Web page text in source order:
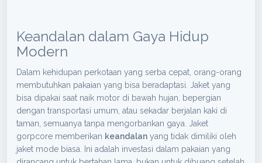
Keandalan dalam Gaya Hidup
Modern
Dalam kehidupan perkotaan yang serba cepat, orang-orang
membutuhkan pakaian yang bisa beradaptasi. Jaket yang
bisa dipakai saat naik motor di bawah hujan, bepergian
dengan transportasi umum, atau sekadar berjalan kaki di
taman, semuanya tanpa mengorbankan gaya. Jaket
gorpcore memberikan keandalan yang tidak dimiliki oleh
jaket mode biasa. Ini adalah investasi dalam pakaian yang